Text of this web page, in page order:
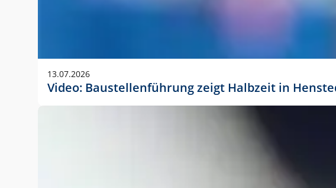
13.07.2026
Video: Baustellenführung zeigt Halbzeit in